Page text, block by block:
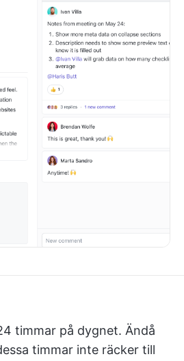
timmar på dygnet. Ändå
timmar inte räcker till